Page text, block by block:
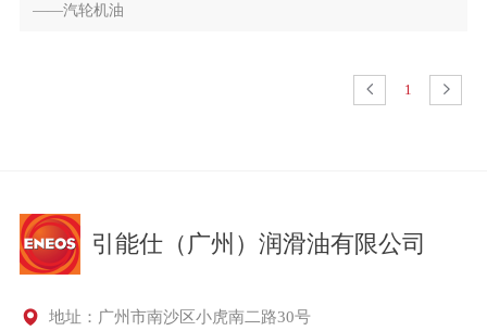
——汽轮机油
1
引能仕（广州）润滑油有限公司
地址：广州市南沙区小虎南二路30号